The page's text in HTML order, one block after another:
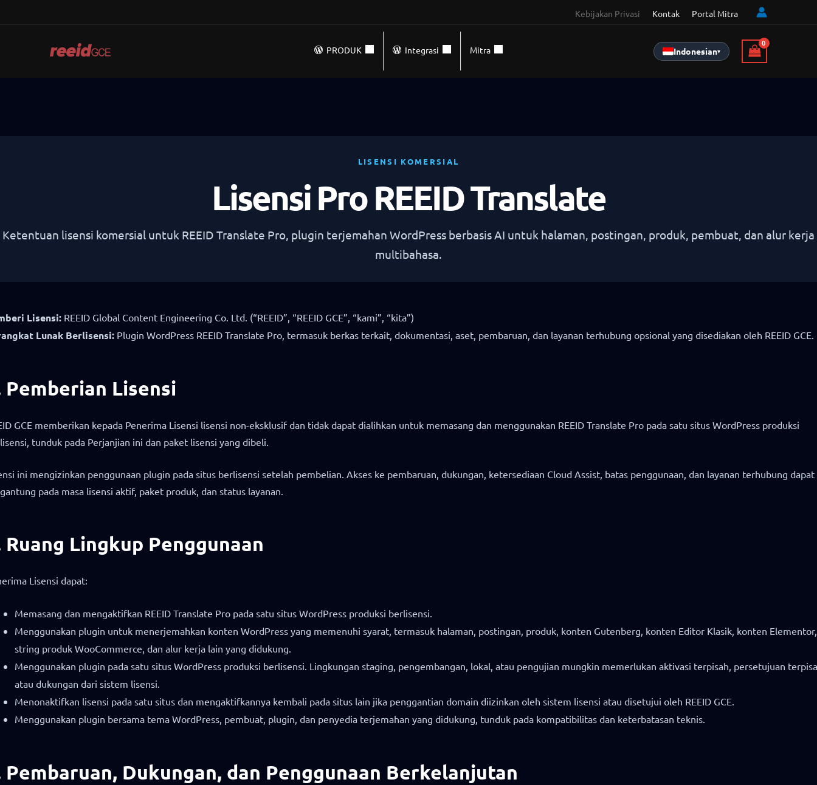
Kebijakan Privasi Kontak Portal Mitra
PRODUK Integrasi Mitra Indonesian▾
LISENSI KOMERSIAL
Lisensi Pro REEID Translate
Ketentuan lisensi komersial untuk REEID Translate Pro, plugin terjemahan WordPress berbasis AI untuk halaman, postingan, produk, pembuat, dan alur kerja
multibahasa.
Lisensi: REEID Global Content Engineering Co. Ltd. (“REEID”, “REEID GCE”, “kami”, “kita”)
Lunak Berlisensi: Plugin WordPress REEID Translate Pro, termasuk berkas terkait, dokumentasi, aset, pembaruan, dan layanan terhubung opsional yang disediakan oleh REEID GCE.
Pemberian Lisensi
GCE memberikan kepada Penerima Lisensi lisensi non-eksklusif dan tidak dapat dialihkan untuk memasang dan menggunakan REEID Translate Pro pada satu situs WordPress produksi
tunduk pada Perjanjian ini dan paket lisensi yang dibeli.
ini mengizinkan penggunaan plugin pada situs berlisensi setelah pembelian. Akses ke pembaruan, dukungan, ketersediaan Cloud Assist, batas penggunaan, dan layanan terhubung dapat
pada masa lisensi aktif, paket produk, dan status layanan.
Ruang Lingkup Penggunaan
Lisensi dapat:
Memasang dan mengaktifkan REEID Translate Pro pada satu situs WordPress produksi berlisensi.
Menggunakan plugin untuk menerjemahkan konten WordPress yang memenuhi syarat, termasuk halaman, postingan, produk, konten Gutenberg, konten Editor Klasik, konten Elementor,
string produk WooCommerce, dan alur kerja lain yang didukung.
Menggunakan plugin pada satu situs WordPress produksi berlisensi. Lingkungan staging, pengembangan, lokal, atau pengujian mungkin memerlukan aktivasi terpisah, persetujuan
atau dukungan dari sistem lisensi.
Menonaktifkan lisensi pada satu situs dan mengaktifkannya kembali pada situs lain jika penggantian domain diizinkan oleh sistem lisensi atau disetujui oleh REEID GCE.
Menggunakan plugin bersama tema WordPress, pembuat, plugin, dan penyedia terjemahan yang didukung, tunduk pada kompatibilitas dan keterbatasan teknis.
Pembaruan, Dukungan, dan Penggunaan Berkelanjutan